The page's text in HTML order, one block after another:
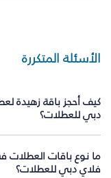
الأسئلة المتكررة
كيف أحجز باقة زهيدة
دبي للعطلات؟
ما نوع باقات العطلات
فلاي دبي للعطلات؟